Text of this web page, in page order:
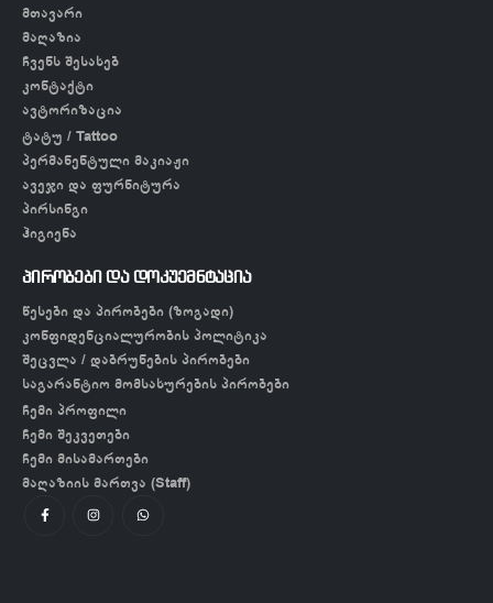
მთავარი
მაღაზია
ჩვენს შესახებ
კონტაქტი
ავტორიზაცია
ტატუ / Tattoo
პერმანენტული მაკიაჟი
ავეჯი და ფურნიტურა
პირსინგი
ჰიგიენა
პირობები და დოკუემნტაცია
წესები და პირობები (ზოგადი)
კონფიდენციალურობის პოლიტიკა
შეცვლა / დაბრუნების პირობები
საგარანტიო მომსახურების პირობები
ჩემი პროფილი
ჩემი შეკვეთები
ჩემი მისამართები
მაღაზიის მართვა (Staff)